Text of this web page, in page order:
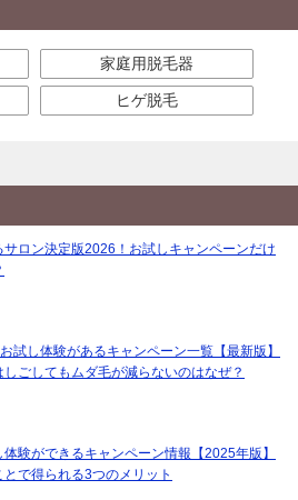
家庭用脱毛器
ヒゲ脱毛
サロン決定版2026！お試しキャンペーンだけ
試し体験があるキャンペーン一覧【最新版】
ごしてもムダ毛が減らないのはなぜ？
験ができるキャンペーン情報【2025年版】
で得られる3つのメリット